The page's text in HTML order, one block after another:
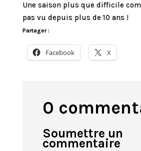
Une saison plus que difficile
pas vu depuis plus de 10 ans !
Partager :
Facebook X
0
Soumettre un
commentaire